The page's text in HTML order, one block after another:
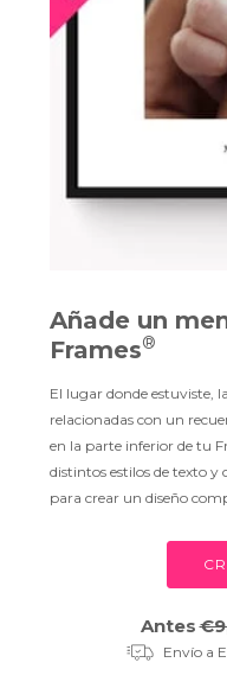
Añade un
Frames®
El lugar donde estuviste,
relacionadas con un
en la parte inferior de tu
distintos estilos de texto
para crear un diseño
Antes
Envío a